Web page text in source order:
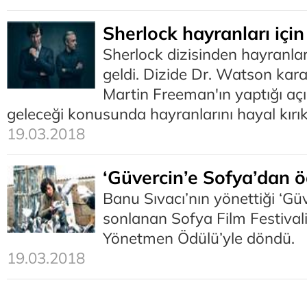
Sherlock hayranları
Sherlock dizisinden
geldi. Dizide Dr. Watson
Martin Freeman'ın yaptığı
geleceği konusunda hayranlarını hayal
19.03.2018
‘Güvercin’e Sofya’dan
Banu Sıvacı’nın yönettiği
sonlanan Sofya Film
Yönetmen Ödülü’yle döndü.
19.03.2018